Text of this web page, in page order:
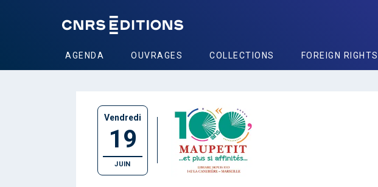
AGENDA OUVRAGES COLLECTIONS FOREIGN RIGHTS
Vendredi
19
JUIN